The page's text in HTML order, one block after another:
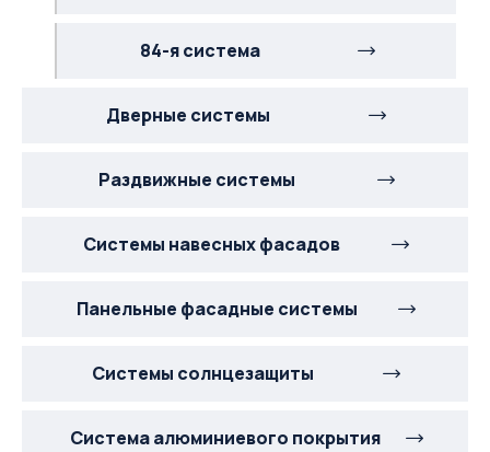
84-я система
Дверные системы
Раздвижные системы
Системы навесных фасадов
Панельные фасадные системы
Системы солнцезащиты
Система алюминиевого покрытия